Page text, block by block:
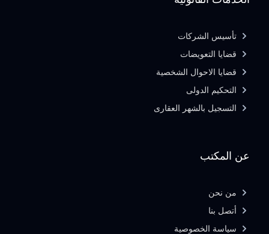
عن المكتب
من نحن
أتصل بنا
سياسة الخصوصية
تأسيس الشركات
قضايا التعويضات
قضايا الاحوال الشخصية
التحكيم الدولى
التسجيل بالشهر العقارى